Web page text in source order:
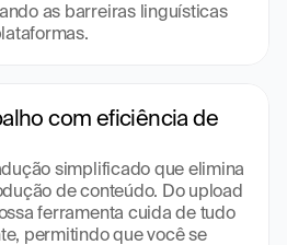
as barreiras linguísticas
com eficiência de
simplificado que elimina
de conteúdo. Do upload
ferramenta cuida de tudo
permitindo que você se